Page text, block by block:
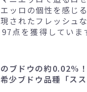
ッロの個性を感じ
されたフレッシュ
点を獲得していま
ブドウの約0.02%
少ブドウ品種「スス